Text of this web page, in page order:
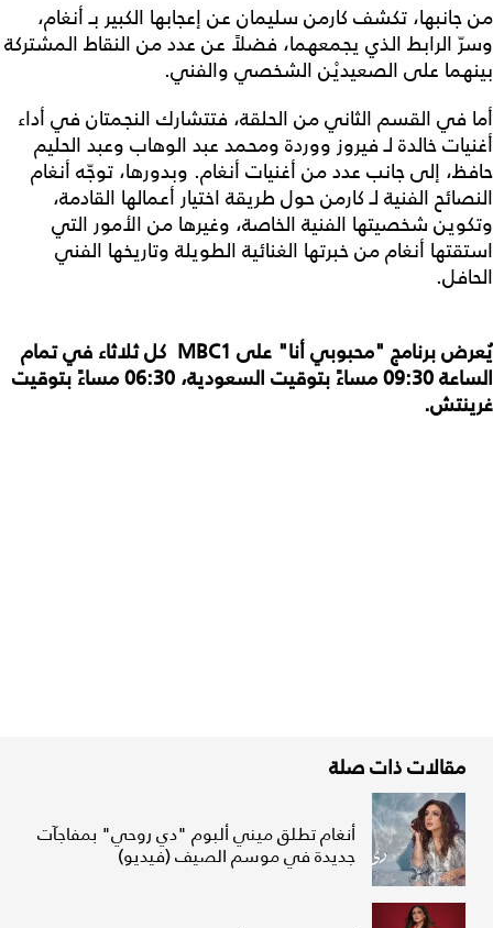
من جانبها، تكشف كارمن سليمان عن إعجابها الكبير بـ أنغام،
وسرّ الرابط الذي يجمعهما، فضلاً عن عدد من النقاط المشتركة
بينهما على الصعيديْن الشخصي والفني.
أما في القسم الثاني من الحلقة، فتتشارك النجمتان في أداء
أغنيات خالدة لـ فيروز ووردة ومحمد عبد الوهاب وعبد الحليم
حافظ، إلى جانب عدد من أغنيات أنغام. وبدورها، توجّه أنغام
النصائح الفنية لـ كارمن حول طريقة اختيار أعمالها القادمة،
وتكوين شخصيتها الفنية الخاصة، وغيرها من الأمور التي
استقتها أنغام من خبرتها الغنائية الطويلة وتاريخها الفني
الحافل.
يُعرض برنامج "محبوبي أنا" على MBC1 كل ثلاثاء في تمام
الساعة 09:30
مساءً بتوقيت السعودية، 06:30 مساءً بتوقيت
غرينتش.
مقالات ذات صلة
أنغام تطلق ميني ألبوم "دي روحي" بمفاجآت
جديدة في موسم الصيف (فيديو)